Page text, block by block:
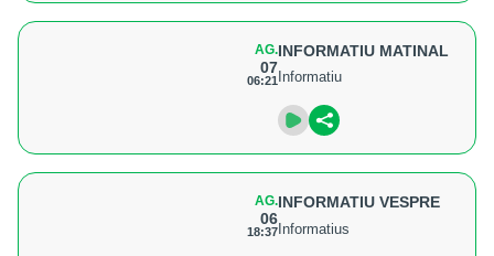
AG.
07
06:21
INFORMATIU MATINAL
Informatiu
AG.
06
18:37
INFORMATIU VESPRE
Informatius